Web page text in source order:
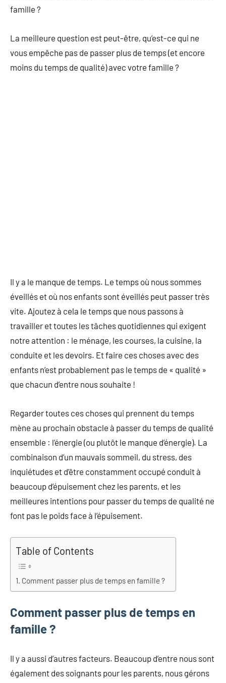
famille ?
La meilleure question est peut-être, qu’est-ce qui ne
vous empêche pas de passer plus de temps (et encore
moins du temps de qualité) avec votre famille ?
Il y a le manque de temps. Le temps où nous sommes
éveillés et où nos enfants sont éveillés peut passer très
vite. Ajoutez à cela le temps que nous passons à
travailler et toutes les tâches quotidiennes qui exigent
notre attention : le ménage, les courses, la cuisine, la
conduite et les devoirs. Et faire ces choses avec des
enfants n’est probablement pas le temps de « qualité »
que chacun d’entre nous souhaite !
Regarder toutes ces choses qui prennent du temps
mène au prochain obstacle à passer du temps de qualité
ensemble : l’énergie (ou plutôt le manque d’énergie). La
combinaison d’un mauvais sommeil, du stress, des
inquiétudes et d’être constamment occupé conduit à
beaucoup d’épuisement chez les parents, et les
meilleures intentions pour passer du temps de qualité ne
font pas le poids face à l’épuisement.
Table of Contents
Comment passer plus de temps en famille ?
Comment passer plus de temps en
famille ?
Il y a aussi d’autres facteurs. Beaucoup d’entre nous sont
également des soignants pour les parents, nous gérons